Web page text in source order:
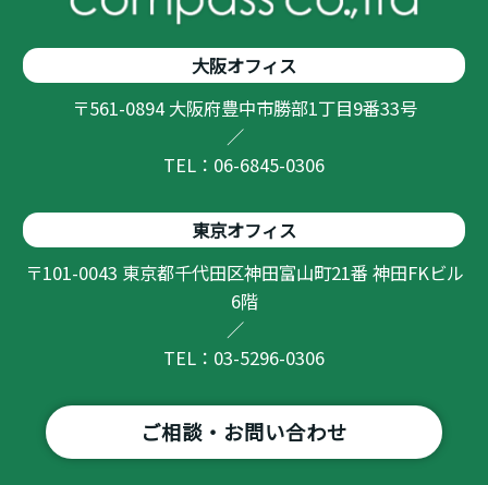
大阪オフィス
〒561-0894 大阪府豊中市勝部1丁目9番33号
／
TEL：06-6845-0306
東京オフィス
〒101-0043 東京都千代田区神田富山町21番 神田FKビル
6階
／
TEL：03-5296-0306
ご相談・お問い合わせ